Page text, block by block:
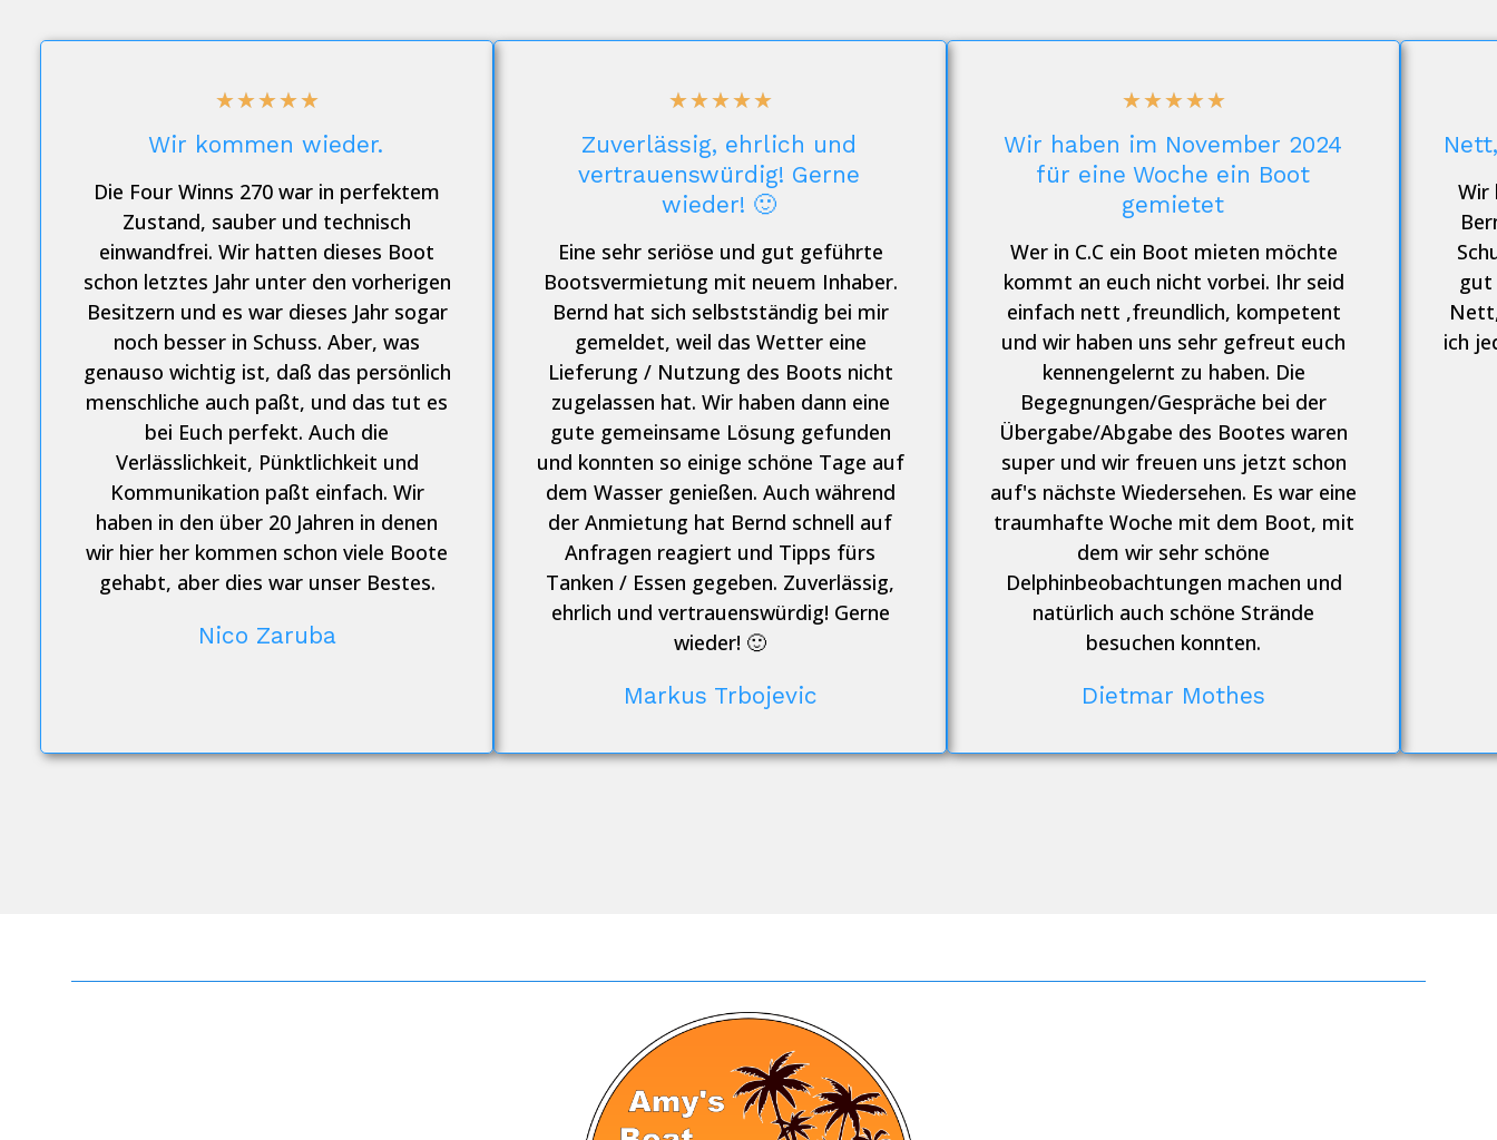
☆☆☆☆☆
Wir kommen wieder.
Die Four Winns 270 war in perfektem
Zustand, sauber und technisch
einwandfrei. Wir hatten dieses Boot
schon letztes Jahr unter den vorherigen
Besitzern und es war dieses Jahr sogar
noch besser in Schuss. Aber, was
genauso wichtig ist, daß das persönlich
menschliche auch paßt, und das tut es
bei Euch perfekt. Auch die
Verlässlichkeit, Pünktlichkeit und
Kommunikation paßt einfach. Wir
haben in den über 20 Jahren in denen
wir hier her kommen schon viele Boote
gehabt, aber dies war unser Bestes.
Nico Zaruba
☆☆☆☆☆
Zuverlässig, ehrlich und
vertrauenswürdig! Gerne
wieder! 🙂
Eine sehr seriöse und gut geführte
Bootsvermietung mit neuem Inhaber.
Bernd hat sich selbstständig bei mir
gemeldet, weil das Wetter eine
Lieferung / Nutzung des Boots nicht
zugelassen hat. Wir haben dann eine
gute gemeinsame Lösung gefunden
und konnten so einige schöne Tage auf
dem Wasser genießen. Auch während
der Anmietung hat Bernd schnell auf
Anfragen reagiert und Tipps fürs
Tanken / Essen gegeben. Zuverlässig,
ehrlich und vertrauenswürdig! Gerne
wieder! 🙂
Markus Trbojevic
☆☆☆☆☆
Wir haben im November 2024
für eine Woche ein Boot
gemietet
Wer in C.C ein Boot mieten möchte
kommt an euch nicht vorbei. Ihr seid
einfach nett ,freundlich, kompetent
und wir haben uns sehr gefreut euch
kennengelernt zu haben. Die
Begegnungen/Gespräche bei der
Übergabe/Abgabe des Bootes waren
super und wir freuen uns jetzt schon
auf's nächste Wiedersehen. Es war eine
traumhafte Woche mit dem Boot, mit
dem wir sehr schöne
Delphinbeobachtungen machen und
natürlich auch schöne Strände
besuchen konnten.
Dietmar Mothes
Wir
gut
ich